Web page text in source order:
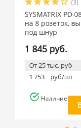
(3)
SYSMATRIX PD
на 8 розеток,
под шнур
1 845 руб.
От 25 тыс. руб
1 753
руб/шт
Наличие: